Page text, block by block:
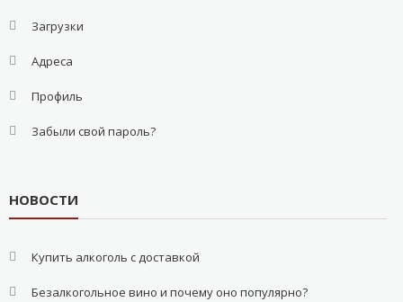
Загрузки
Адреса
Профиль
Забыли свой пароль?
НОВОСТИ
Купить алкоголь с доставкой
Безалкогольное вино и почему оно популярно?